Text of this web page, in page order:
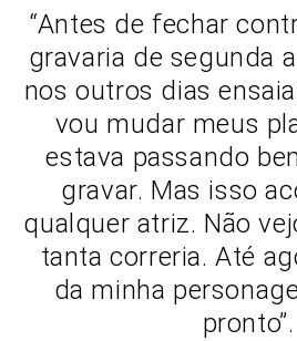
“Antes de fechar
gravaria de segunda
nos outros dias
vou mudar meus
estava passando
gravar. Mas isso
qualquer atriz. Não
tanta correria. Até
da minha
pronto”.